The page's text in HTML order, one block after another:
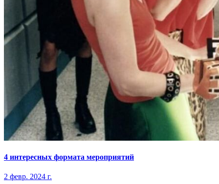
4 интересных формата мероприятий
2 февр. 2024 г.